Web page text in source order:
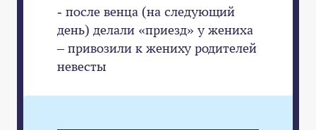
- после венца (на следующий
день) делали «приезд» у жениха
– привозили к жениху родителей
невесты